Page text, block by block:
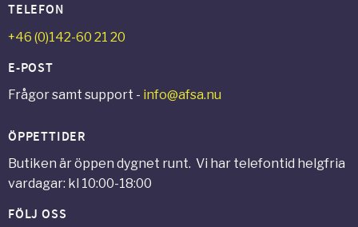
TELEFON
+46 (0)142-60 21 20
E-POST
Frågor samt support - info@afsa.nu
ÖPPETTIDER
Butiken är öppen dygnet runt. Vi har telefontid helgfria
vardagar: kl 10:00-18:00
FÖLJ OSS